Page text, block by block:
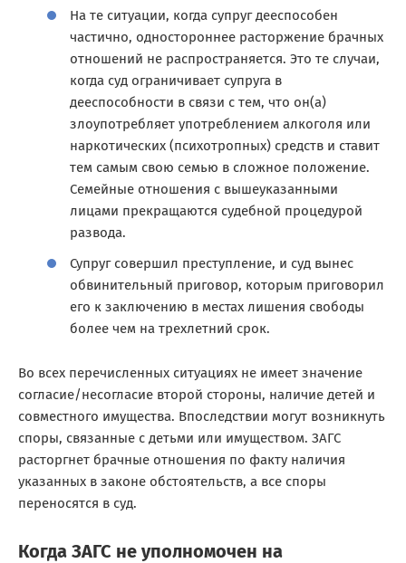
На те ситуации, когда супруг дееспособен
частично, одностороннее расторжение брачных
отношений не распространяется. Это те случаи,
когда суд ограничивает супруга в
дееспособности в связи с тем, что он(а)
злоупотребляет употреблением алкоголя или
наркотических (психотропных) средств и ставит
тем самым свою семью в сложное положение.
Семейные отношения с вышеуказанными
лицами прекращаются судебной процедурой
развода.
Супруг совершил преступление, и суд вынес
обвинительный приговор, которым приговорил
его к заключению в местах лишения свободы
более чем на трехлетний срок.
Во всех перечисленных ситуациях не имеет значение
согласие/несогласие второй стороны, наличие детей и
совместного имущества. Впоследствии могут возникнуть
споры, связанные с детьми или имуществом. ЗАГС
расторгнет брачные отношения по факту наличия
указанных в законе обстоятельств, а все споры
переносятся в суд.
Когда ЗАГС не уполномочен на